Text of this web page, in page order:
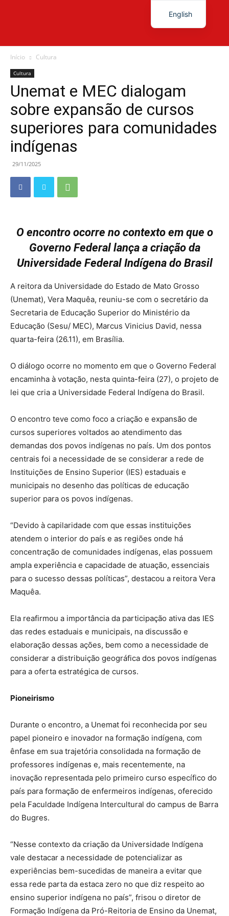
Diário
News
Início Cultura
Cultura
Unemat e MEC dialogam
sobre expansão de cursos
superiores para comunidades
indígenas
29/11/2025
O encontro ocorre no contexto em que o
Governo Federal lança a criação da
Universidade Federal Indígena do Brasil
A reitora da Universidade do Estado de Mato Grosso
(Unemat), Vera Maquêa, reuniu-se com o secretário da
Secretaria de Educação Superior do Ministério da
Educação (Sesu/ MEC), Marcus Vinicius David, nessa
quarta-feira (26.11), em Brasília.
O diálogo ocorre no momento em que o Governo Federal
encaminha à votação, nesta quinta-feira (27), o projeto de
lei que cria a Universidade Federal Indígena do Brasil.
O encontro teve como foco a criação e expansão de
cursos superiores voltados ao atendimento das
demandas dos povos indígenas no país. Um dos pontos
centrais foi a necessidade de se considerar a rede de
Instituições de Ensino Superior (IES) estaduais e
municipais no desenho das políticas de educação
superior para os povos indígenas.
“Devido à capilaridade com que essas instituições
atendem o interior do país e as regiões onde há
concentração de comunidades indígenas, elas possuem
ampla experiência e capacidade de atuação, essenciais
para o sucesso dessas políticas”, destacou a reitora Vera
Maquêa.
Ela reafirmou a importância da participação ativa das IES
das redes estaduais e municipais, na discussão e
elaboração dessas ações, bem como a necessidade de
considerar a distribuição geográfica dos povos indígenas
para a oferta estratégica de cursos.
Pioneirismo
Durante o encontro, a Unemat foi reconhecida por seu
papel pioneiro e inovador na formação indígena, com
ênfase em sua trajetória consolidada na formação de
professores indígenas e, mais recentemente, na
inovação representada pelo primeiro curso específico do
país para formação de enfermeiros indígenas, oferecido
pela Faculdade Indígena Intercultural do campus de Barra
do Bugres.
“Nesse contexto da criação da Universidade Indígena
vale destacar a necessidade de potencializar as
experiências bem-sucedidas de maneira a evitar que
essa rede parta da estaca zero no que diz respeito ao
ensino superior indígena no país”, frisou o diretor de
Formação Indígena da Pró-Reitoria de Ensino da Unemat,
English